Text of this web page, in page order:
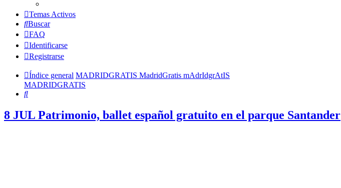
Temas Activos
Buscar
FAQ
Identificarse
Registrarse
Índice general MADRIDGRATIS MadridGratis mAdrIdgrAtIS
MADRIDGRATIS
Buscar
8 JUL Patrimonio, ballet español gratuito en el parque Santander